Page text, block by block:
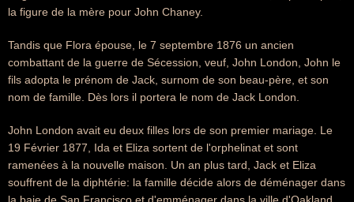
la figure de la mère pour John Chaney.
Tandis que Flora épouse, le 7 septembre 1876 un ancien
combattant de la guerre de Sécession, veuf, John London, John le
fils adopta le prénom de Jack, surnom de son beau-père, et son
nom de famille. Dès lors il portera le nom de Jack London.
John London avait eu deux filles lors de son premier mariage. Le
19 Février 1877, Ida et Eliza sortent de l'orphelinat et sont
ramenées à la nouvelle maison. Un an plus tard, Jack et Eliza
souffrent de la diphtérie: la famille décide alors de déménager dans